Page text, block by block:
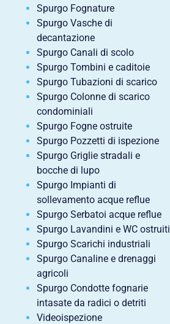
Spurgo Fognature
Spurgo Vasche di
decantazione
Spurgo Canali di scolo
Spurgo Tombini e caditoie
Spurgo Tubazioni di scarico
Spurgo Colonne di scarico
condominiali
Spurgo Fogne ostruite
Spurgo Pozzetti di ispezione
Spurgo Griglie stradali e
bocche di lupo
Spurgo Impianti di
sollevamento acque reflue
Spurgo Serbatoi acque reflue
Spurgo Lavandini e WC ostruiti
Spurgo Scarichi industriali
Spurgo Canaline e drenaggi
agricoli
Spurgo Condotte fognarie
intasate da radici o detriti
Videoispezione